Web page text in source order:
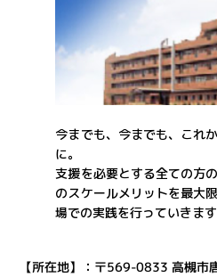
今までも、今までも、これ
に。
支援を必要とする全ての方
のスケールメリットを最大
場での実践を行っていきます
【所在地】：〒569-0833 高槻市